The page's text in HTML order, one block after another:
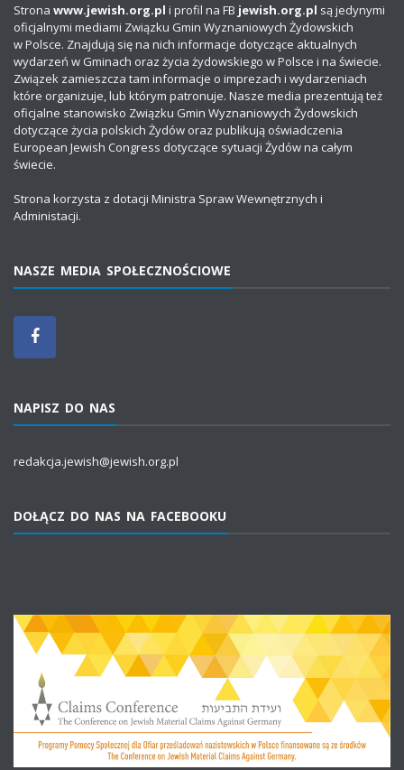
Strona www.jewish.org.pl i profil na FB jewish.org.pl są jedynymi
oficjalnymi mediami Związku Gmin Wyznaniowych Żydowskich
w Polsce. Znajdują się na nich informacje dotyczące aktualnych
wydarzeń w Gminach oraz życia żydowskiego w Polsce i na świecie.
Związek zamieszcza tam informacje o imprezach i wydarzeniach
które organizuje, lub którym patronuje. Nasze media prezentują też
oficjalne stanowisko Związku Gmin Wyznaniowych Żydowskich
dotyczące życia polskich Żydów oraz publikują oświadczenia
European Jewish Congress dotyczące sytuacji Żydów na całym
świecie.
Strona korzysta z dotacji Ministra Spraw Wewnętrznych i
Administacji.
NASZE MEDIA SPOŁECZNOŚCIOWE
NAPISZ DO NAS
redakcja.jewish@jewish.org.pl
DOŁĄCZ DO NAS NA FACEBOOKU